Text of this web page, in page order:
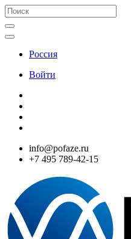
Россия
Войти
info@pofaze.ru
+7 495 789-42-15